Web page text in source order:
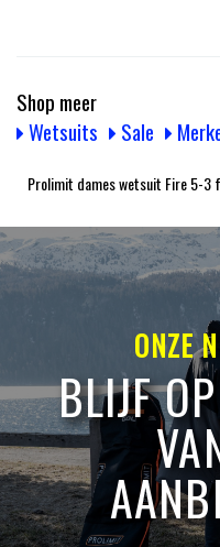
Shop meer
Wetsuits
Sale
Prolimit dames wetsuit Fire 5-3
ONZE
BLIJF